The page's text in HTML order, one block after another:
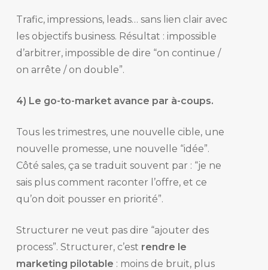
Trafic, impressions, leads… sans lien clair avec
les objectifs business. Résultat : impossible
d’arbitrer, impossible de dire “on continue /
on arrête / on double”.
4) Le go-to-market avance par à-coups.
Tous les trimestres, une nouvelle cible, une
nouvelle promesse, une nouvelle “idée”.
Côté sales, ça se traduit souvent par : “je ne
sais plus comment raconter l’offre, et ce
qu’on doit pousser en priorité”.
Structurer ne veut pas dire “ajouter des
process”. Structurer, c’est rendre le
marketing pilotable : moins de bruit, plus